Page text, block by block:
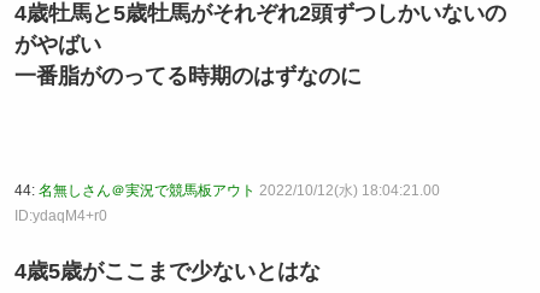
4歳牡馬と5歳牡馬がそれぞれ2頭ずつしかいないの
がやばい
一番脂がのってる時期のはずなのに
44: 名無しさん＠実況で競馬板アウト 2022/10/12(水) 18:04:21.00
ID:ydaqM4+r0
4歳5歳がここまで少ないとはな